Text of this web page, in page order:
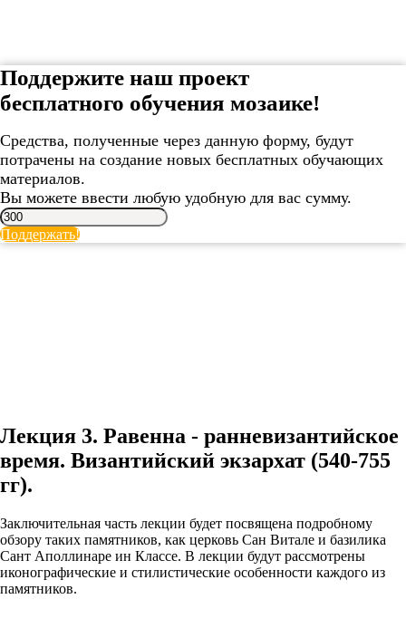
Поддержите наш проект
бесплатного обучения мозаике!
Средства, полученные через данную форму, будут
потрачены на создание новых бесплатных обучающих
материалов.
Вы можете ввести любую удобную для вас сумму.
Поддержать!
Лекция 3. Равенна - ранневизантийское
время. Византийский экзархат (540-755
гг).
Заключительная часть лекции будет посвящена подробному
обзору таких памятников, как церковь Сан Витале и базилика
Сант Аполлинаре ин Классе. В лекции будут рассмотрены
иконографические и стилистические особенности каждого из
памятников.